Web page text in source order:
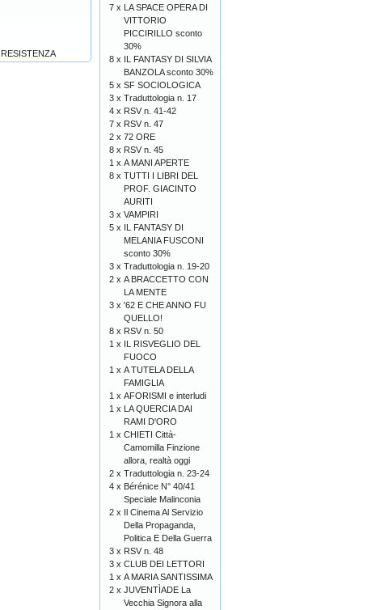
7 x LA SPACE OPERA DI
VITTORIO
PICCIRILLO sconto
30%
8 x IL FANTASY DI SILVIA
BANZOLA sconto 30%
5 x SF SOCIOLOGICA
3 x Traduttologia n. 17
4 x RSV n. 41-42
7 x RSV n. 47
2 x 72 ORE
8 x RSV n. 45
1 x A MANI APERTE
8 x TUTTI I LIBRI DEL
PROF. GIACINTO
AURITI
3 x VAMPIRI
5 x IL FANTASY DI
MELANIA FUSCONI
sconto 30%
3 x Traduttologia n. 19-20
2 x A BRACCETTO CON
LA MENTE
3 x '62 E CHE ANNO FU
QUELLO!
8 x RSV n. 50
1 x IL RISVEGLIO DEL
FUOCO
1 x A TUTELA DELLA
FAMIGLIA
1 x AFORISMI e interludi
1 x LA QUERCIA DAI
RAMI D'ORO
1 x CHIETI Città-
Camomilla Finzione
allora, realtà oggi
2 x Traduttologia n. 23-24
4 x Bérénice N° 40/41
Speciale Malinconia
2 x Il Cinema Al Servizio
Della Propaganda,
Politica E Della Guerra
3 x RSV n. 48
3 x CLUB DEI LETTORI
1 x A MARIA SANTISSIMA
2 x JUVENTÌADE La
Vecchia Signora alla